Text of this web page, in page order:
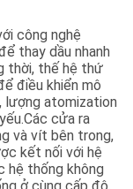
công nghệ
thay dầu nhanh
thời, thế hệ thứ
điều khiển mô
lượng atomization
cửa ra
và vít bên trong,
kết nối với hệ
hệ thống không